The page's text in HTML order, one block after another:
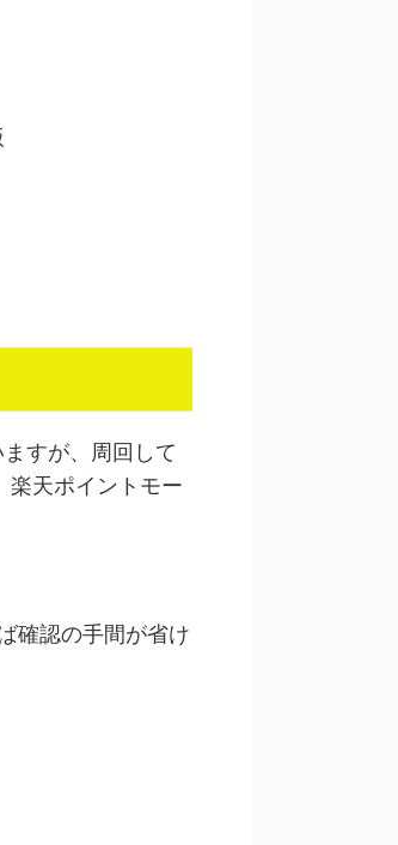
すが、周回して
楽天ポイントモー
確認の手間が省け